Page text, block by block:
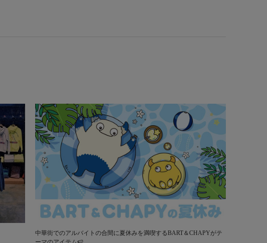
中華街でのアルバイトの合間に夏休みを満喫するBART＆CHAPYがテ